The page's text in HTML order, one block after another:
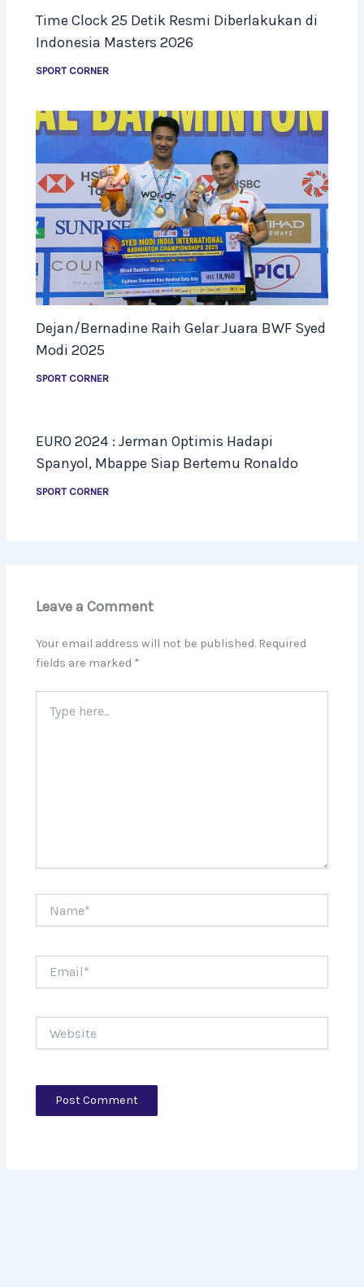
Time Clock 25 Detik Resmi Diberlakukan di
Indonesia Masters 2026
SPORT CORNER
Dejan/Bernadine Raih Gelar Juara BWF Syed
Modi 2025
SPORT CORNER
EURO 2024 : Jerman Optimis Hadapi
Spanyol, Mbappe Siap Bertemu Ronaldo
SPORT CORNER
Leave a Comment
Your email address will not be published. Required
fields are marked *
here..